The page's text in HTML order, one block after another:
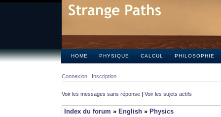
HOME PHYSIQUE CALCUL PHILOSOPHIE
Connexion Inscription
Voir les messages sans réponse | Voir les sujets actifs
Index du forum » English » Physics